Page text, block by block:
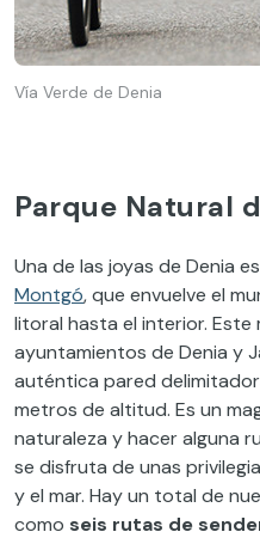
Vía Verde de Denia
Parque Natural
Una de las joyas de Denia
Montgó, que envuelve el
litoral hasta el interior.
ayuntamientos de Denia y
auténtica pared
metros de altitud. Es un
naturaleza y hacer alguna
se disfruta de unas
y el mar. Hay un total de
como seis rutas de